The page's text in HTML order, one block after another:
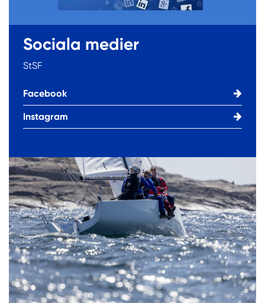
Sociala medier
StSF
Facebook
Instagram